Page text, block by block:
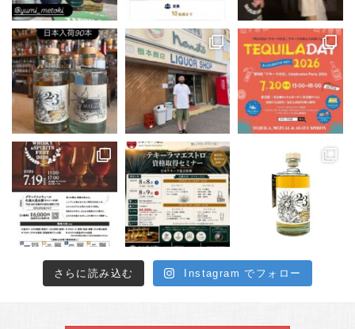
さらに読み込む Instagram でフォロー